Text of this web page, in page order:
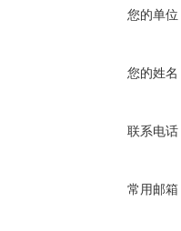
您的单位
您的姓名
联系电话
常用邮箱